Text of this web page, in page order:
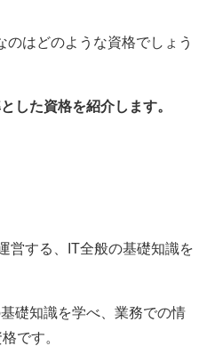
はどのような資格でしょう
した資格を紹介します。
営する、IT全般の基礎知識を
礎知識を学べ、業務での情
です。